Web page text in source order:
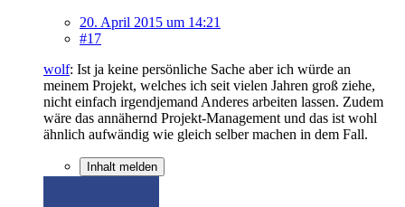
20. April 2015 um 14:21
#17
wolf: Ist ja keine persönliche Sache aber ich würde an
meinem Projekt, welches ich seit vielen Jahren groß ziehe,
nicht einfach irgendjemand Anderes arbeiten lassen. Zudem
wäre das annähernd Projekt-Management und das ist wohl
ähnlich aufwändig wie gleich selber machen in dem Fall.
Inhalt melden